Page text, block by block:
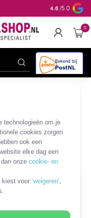
technologieën om je
cookies zorgen
ook een
elke dag een
dan onzecookie- en
kiest voor‘weigeren’
4.6 /5.0
0
SORTEER OP